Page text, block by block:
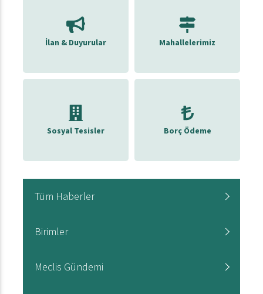
İlan & Duyurular Mahallelerimiz
Sosyal Tesisler Borç Ödeme
Tüm Haberler
Birimler
Meclis Gündemi